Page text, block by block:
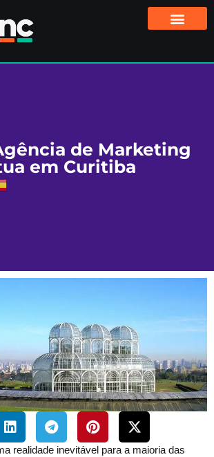
de Marketing
em Curitiba
realidade inevitável para a maioria das